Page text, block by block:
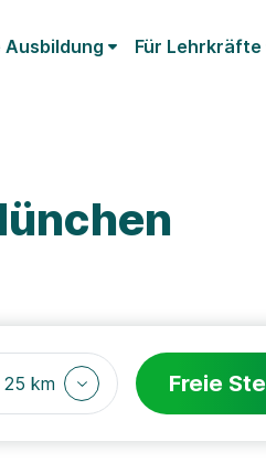
Ausbildung Für Lehrkräfte
25 km Freie